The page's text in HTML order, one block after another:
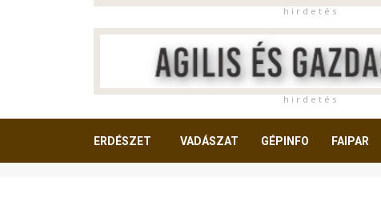
h i r d e t é s
h i r d e t é s
ERDÉSZET VADÁSZAT GÉPINFO FAIPAR